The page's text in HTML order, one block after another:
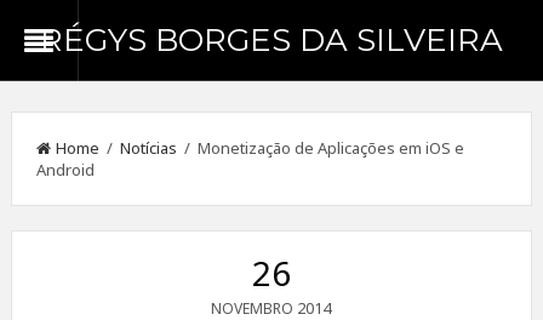
RÉGYS BORGES DA SILVEIRA
Home / Notícias / Monetização de Aplicações em iOS e
Android
26
NOVEMBRO 2014